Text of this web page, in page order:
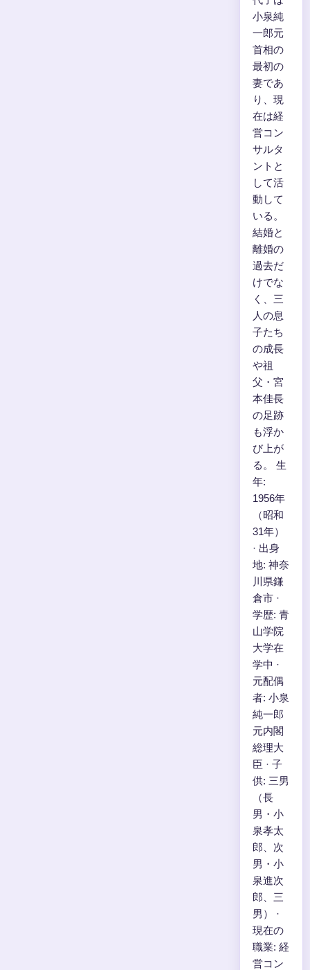
小泉純
一郎元
首相の
最初の
妻であ
り、現
在は経
営コン
サルタ
ントと
して活
動して
いる。
結婚と
離婚の
過去だ
けでな
く、三
人の息
子たち
の成長
や祖
父・宮
本佳長
の足跡
も浮か
び上が
る。 生
年:
1956年
（昭和
31年）
· 出身
地: 神奈
川県鎌
倉市 ·
学歴: 青
山学院
大学在
学中 ·
元配偶
者: 小泉
純一郎
元内閣
総理大
臣 · 子
供: 三男
（長
男・小
泉孝太
郎、次
男・小
泉進次
郎、三
男） ·
現在の
職業: 経
営コン